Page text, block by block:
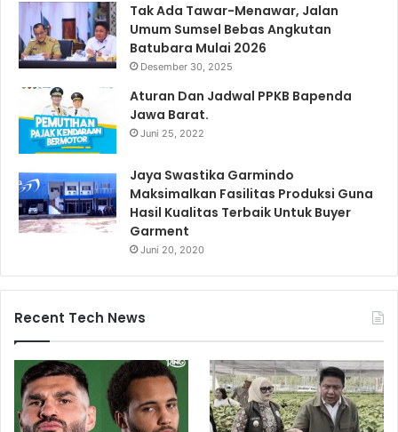
Tak Ada Tawar-Menawar, Jalan
Umum Sumsel Bebas Angkutan
Batubara Mulai 2026
Desember 30, 2025
Aturan Dan Jadwal PPKB Bapenda
Jawa Barat.
Juni 25, 2022
Jaya Swastika Garmindo
Maksimalkan Fasilitas Produksi Guna
Hasil Kualitas Terbaik Untuk Buyer
Garment
Juni 20, 2020
Recent Tech News